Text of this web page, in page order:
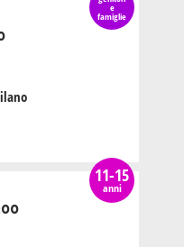
e
famiglie
11-15
anni